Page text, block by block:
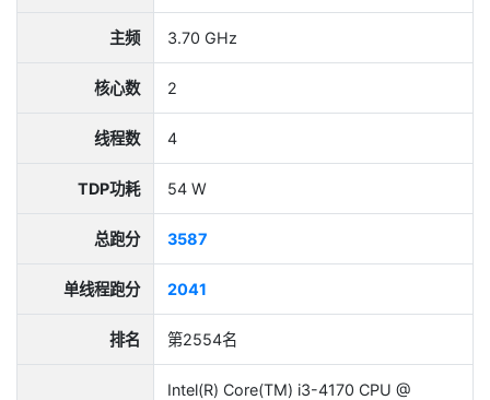
主频 3.70 GHz
核心数 2
线程数 4
TDP功耗 54 W
总跑分 3587
单线程跑分 2041
排名 第2554名
Intel(R) Core(TM) i3-4170 CPU @